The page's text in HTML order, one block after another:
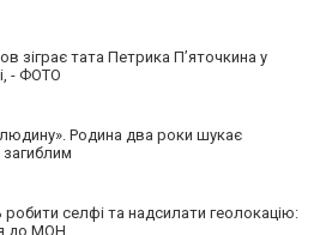
зіграє тата Петрика П’яточкина у
- ФОТО
Родина два роки шукає
селфі та надсилати геолокацію:
до МОН